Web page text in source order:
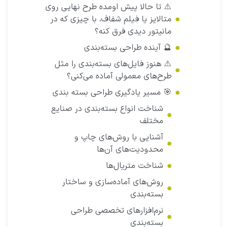
⚠️ تا حالا پیش اومده طرح نهایی روی
متالایز یا فیلم شفاف، با چیزی که در
مانیتور دیدی فرق کنه؟
🔮 آینده طراحی بسته‌بندی
⚠️ هنوز فایل‌های بسته‌بندی را مثل
طرح‌های معمولی آماده می‌کنی؟
🎯 مسیر یادگیری طراحی بسته‌ بندی
شناخت انواع بسته‌بندی در صنایع
مختلف
آشنایی با روش‌های چاپ و
محدودیت‌های آن‌ها
شناخت متریال‌ها
روش‌های آماده‌سازی و ساختار
بسته‌بندی
نرم‌افزارهای تخصصی طراحی
بسته‌بندی